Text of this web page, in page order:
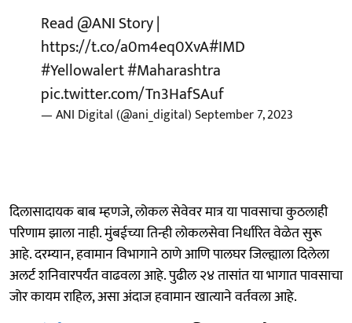
Read@ANIStory |
https://t.co/a0m4eq0XvA#IMD
#Yellowalert#Maharashtra
pic.twitter.com/Tn3HafSAuf
— ANI Digital (@ani_digital)September 7, 2023
दिलासादायक बाब म्हणजे, लोकल सेवेवर मात्र या पावसाचा कुठलाही
परिणाम झाला नाही. मुंबईच्या तिन्ही लोकलसेवा निर्धारित वेळेत सुरू
आहे. दरम्यान, हवामान विभागाने ठाणे आणि पालघर जिल्ह्याला दिलेला
अलर्ट शनिवारपर्यंत वाढवला आहे. पुढील २४ तासांत या भागात पावसाचा
जोर कायम राहिल, असा अंदाज हवामान खात्याने वर्तवला आहे.